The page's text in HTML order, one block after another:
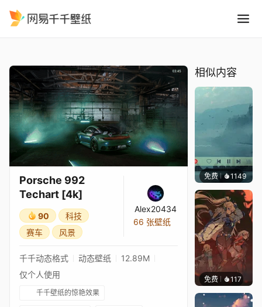
Porsche 992
Techart [4k]
90
科技
赛车
风景
Alex20434
66 张壁纸
千千动态格式 动态壁纸
12.89M
仅个人使用
千千壁纸的惊艳效果
相似内容
免费 1149冰茶
免费 117Nesu